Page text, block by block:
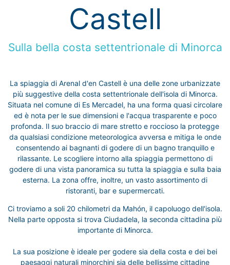
Castell
Sulla bella costa settentrionale di Minorca
La spiaggia di Arenal d'en Castell è una delle zone urbanizzate
più suggestive della costa settentrionale dell'isola di Minorca.
Situata nel comune di Es Mercadel, ha una forma quasi circolare
ed è nota per le sue dimensioni e l'acqua trasparente e poco
profonda. Il suo braccio di mare stretto e roccioso la protegge
da qualsiasi condizione meteorologica avversa e mitiga le onde
consentendo ai bagnanti di godere di un bagno tranquillo e
rilassante. Le scogliere intorno alla spiaggia permettono di
godere di una vista panoramica su tutta la spiaggia e sulla baia
esterna. La zona offre, inoltre, un vasto assortimento di
ristoranti, bar e supermercati.
Ci troviamo a soli 20 chilometri da Mahón, il capoluogo dell'isola.
Nella parte opposta si trova Ciudadela, la seconda cittadina più
importante di Minorca.
La sua posizione è ideale per godere sia della costa e dei bei
paesaggi naturali minorchini sia delle bellissime cittadine